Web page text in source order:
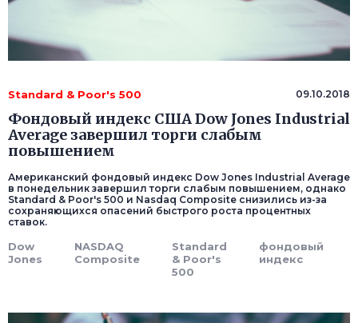
Standard & Poor's 500 09.10.2018
Фондовый индекс США Dow Jones Industrial
Average завершил торги слабым
повышением
Американский фондовый индекс Dow Jones Industrial Average
в понедельник завершил торги слабым повышением, однако
Standard & Poor's 500 и Nasdaq Composite снизились из-за
сохраняющихся опасений быстрого роста процентных
ставок.
Dow
Jones
NASDAQ
Composite
Standard
& Poor's
500
фондовый
индекс